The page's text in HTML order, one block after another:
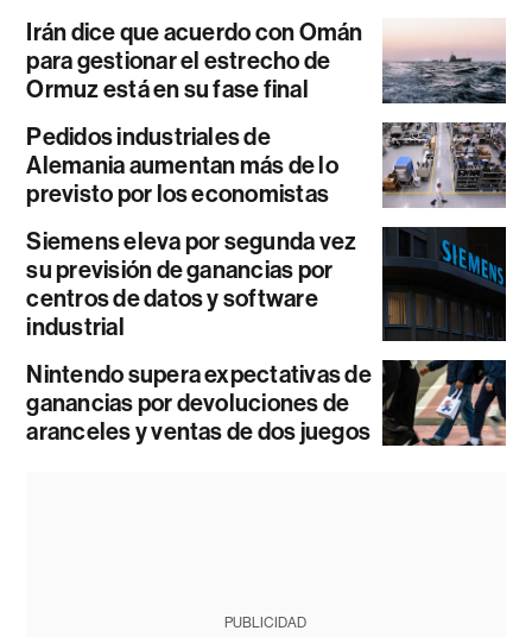
Irán dice que acuerdo con Omán
para gestionar el estrecho de
Ormuz está en su fase final
Pedidos industriales de
Alemania aumentan más de lo
previsto por los economistas
Siemens eleva por segunda vez
su previsión de ganancias por
centros de datos y software
industrial
Nintendo supera expectativas de
ganancias por devoluciones de
aranceles y ventas de dos juegos
PUBLICIDAD